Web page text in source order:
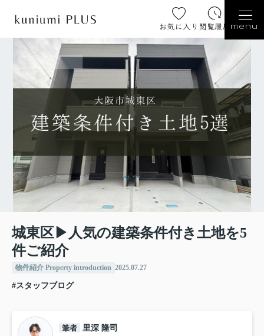
お気に入り 閲覧履歴 menu
城東区▶人気の建築条件付き土地を5
件ご紹介
物件紹介 Property introduction 2025.07.27
#スタッフブログ
筆者
里深 隆司